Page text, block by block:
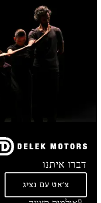
דברו איתנו
צ'אט עם נציג